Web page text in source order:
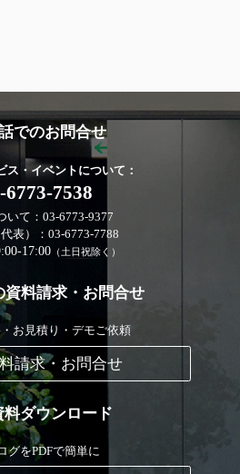
でのお問合せ
ス・イベントについて：
6773-7538
いて：03-6773-9377
表）：03-6773-7788
17:00 （土日祝除く）
資料請求・お問合せ
お見積り・デモご依頼
請求・お問合せ
料ダウンロード
グをPDFで簡単に